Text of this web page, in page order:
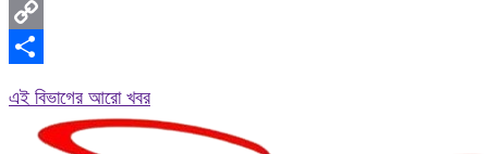
Messenger
Copy
এই বিভাগের আরো খবর